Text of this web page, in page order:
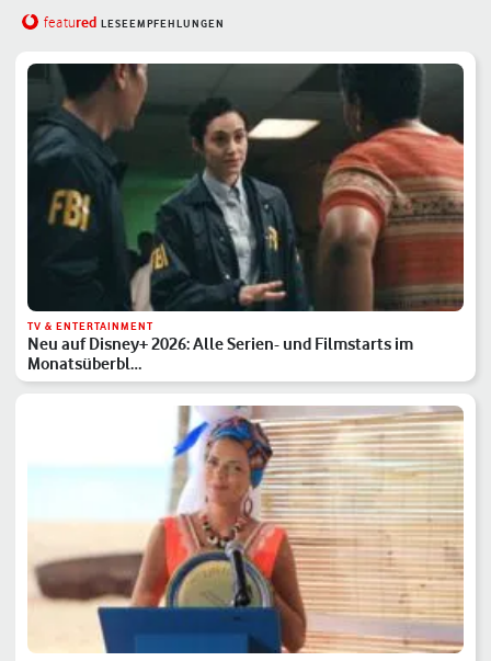
featured LESEEMPFEHLUNGEN
TV & ENTERTAINMENT
Neu auf Disney+ 2026: Alle Serien- und Filmstarts im
Monatsüberbl…